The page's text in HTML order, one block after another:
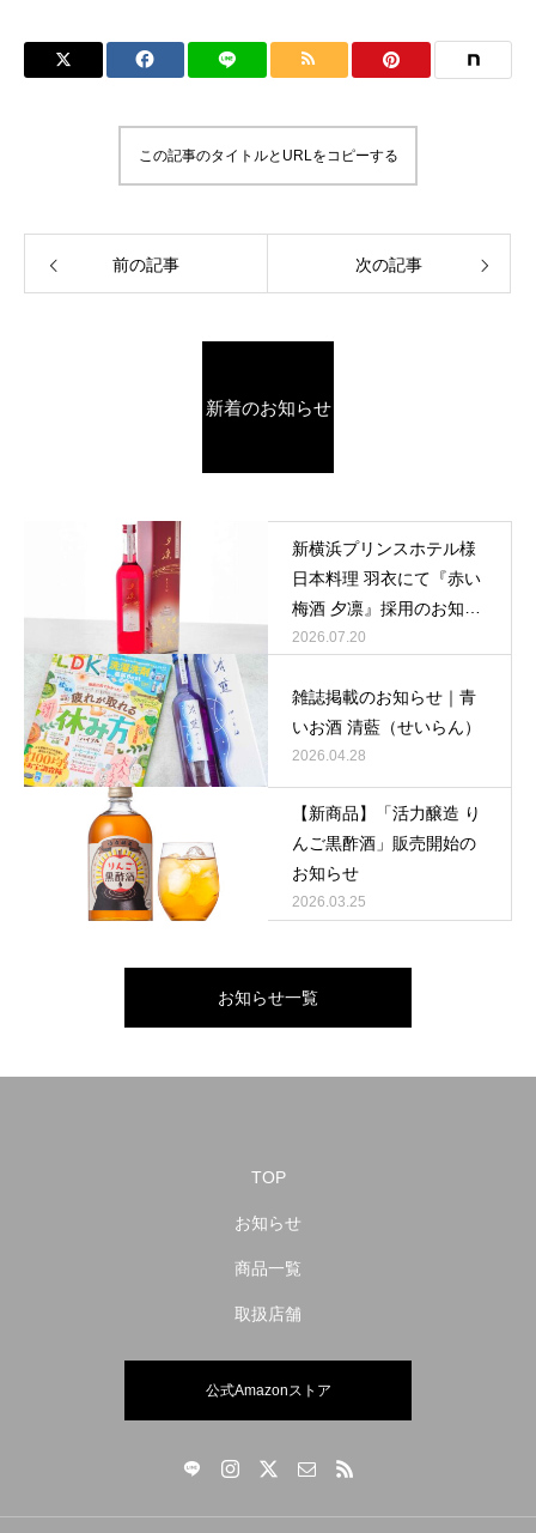
この記事のタイトルとURLをコピーする
前の記事 次の記事
新着のお知らせ
新横浜プリンスホテル様
日本料理 羽衣にて『赤い
梅酒 夕凛』採用のお知ら
せ
2026.07.20
雑誌掲載のお知らせ｜青
いお酒 清藍（せいらん）
2026.04.28
【新商品】「活力醸造 り
んご黒酢酒」販売開始の
お知らせ
2026.03.25
お知らせ一覧
TOP
お知らせ
商品一覧
取扱店舗
公式Amazonストア